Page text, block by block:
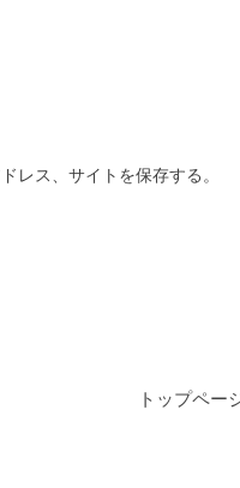
レス、サイトを保存する。
トップペー